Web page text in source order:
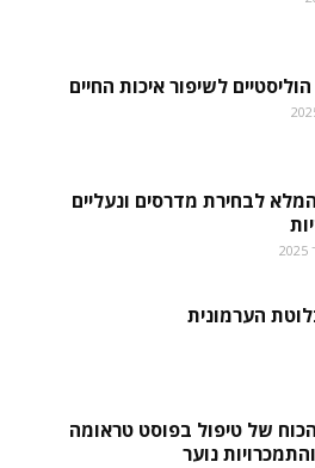
לשיפור איכות החיים
לבחירת מדרסים ונעליים
הערמונית
של טיפול בפוסט טראומה
נוער